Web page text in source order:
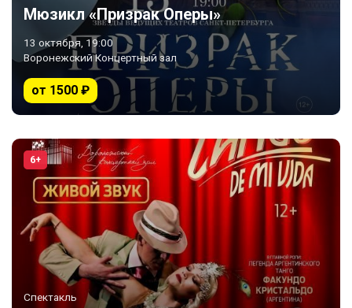
Мюзикл «Призрак Оперы»
13 октября, 19:00
Воронежский Концертный зал
от 1500 ₽
6+
Спектакль